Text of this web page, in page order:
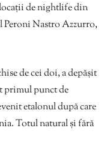
de nightlife din
Peroni Nastro Azzurro,
de cei doi, a depășit
primul punct de
etalonul după care
Totul natural și fără